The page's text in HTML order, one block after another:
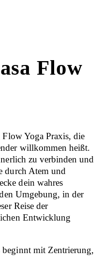
Flow
Yoga Praxis, die
willkommen heißt.
zu verbinden und
durch Atem und
dein wahres
Umgebung, in der
Reise der
Entwicklung
mit Zentrierung,